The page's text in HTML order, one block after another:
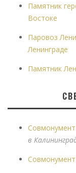
Памятник
Востоке
Паровоз
Ленинграде
Памятник
Совмонумент
в
Совмонумент